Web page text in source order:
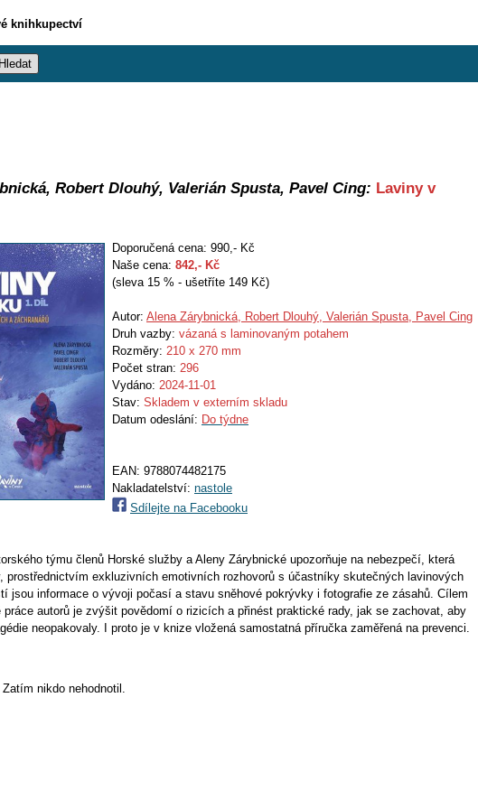
knihkupectví
Robert Dlouhý, Valerián Spusta, Pavel Cing: Laviny v
Doporučená cena: 990,- Kč
Naše cena: 842,- Kč
(sleva 15 % - ušetříte 149 Kč)
Autor: Alena Zárybnická, Robert Dlouhý, Valerián Spusta, Pavel Cing
Druh vazby: vázaná s laminovaným potahem
Rozměry: 210 x 270 mm
Počet stran: 296
Vydáno: 2024-11-01
Stav: Skladem v externím skladu
Datum odeslání: Do týdne
EAN: 9788074482175
Nakladatelství: nastole
Sdílejte na Facebooku
týmu členů Horské služby a Aleny Zárybnické upozorňuje na nebezpečí, která
prostřednictvím exkluzivních emotivních rozhovorů s účastníky skutečných lavinových
jsou informace o vývoji počasí a stavu sněhové pokrývky i fotografie ze zásahů. Cílem
autorů je zvýšit povědomí o rizicích a přinést praktické rady, jak se zachovat, aby
neopakovaly. I proto je v knize vložená samostatná příručka zaměřená na prevenci.
Zatím nikdo nehodnotil.